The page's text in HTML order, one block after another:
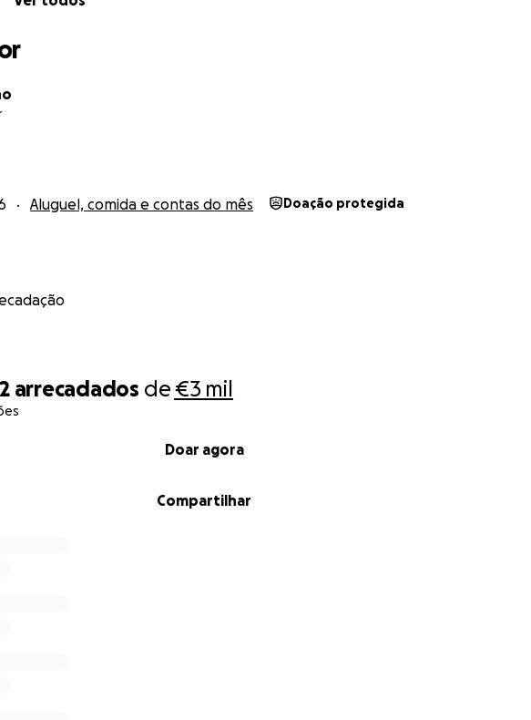
arrecadados de€3 mil
Compartilhar
Doar agora
help financially, sharing this message is already a great help.
Aluguel, comida e contas do mês Doação protegida